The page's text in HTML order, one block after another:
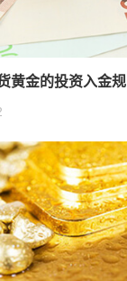
黄金的投资入金规